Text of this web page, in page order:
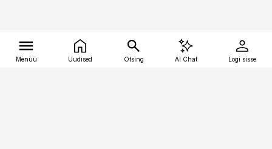
Menüü Uudised Otsing AI Chat Logi sisse